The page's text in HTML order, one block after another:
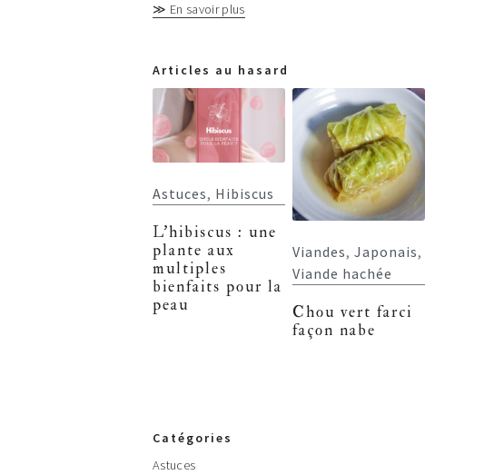
≫ En savoir plus
Articles au hasard
Astuces, Hibiscus
L’hibiscus : une
plante aux
multiples
bienfaits pour la
peau
Viandes, Japonais,
Viande hachée
Chou vert farci
façon nabe
Catégories
Astuces